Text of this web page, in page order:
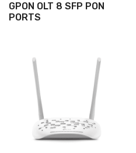
GPON OLT 8 SFP PON
PORTS